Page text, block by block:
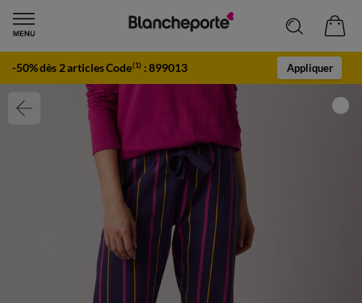
-50% dès 2 articles Code(1) :899013 Appliquer